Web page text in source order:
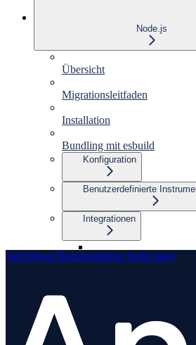
Node.js
Übersicht
Migrationsleitfaden
Installation
Bundling mit esbuild
Konfiguration
Benutzerdefinierte
Integrationen
Übersicht
AppSignal Documentation home page